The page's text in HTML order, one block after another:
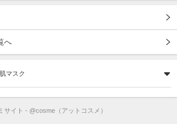
へ
マスク
サイト - @cosme（アットコスメ）